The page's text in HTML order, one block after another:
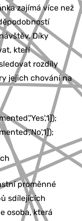
zajímá více než
Díky
kteří
rozdíly
jejich chování na
proměnné
sdílejících
osoba, která